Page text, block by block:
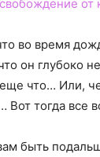
от
во время
он глубоко
еще что… Или,
Вот тогда все
быть